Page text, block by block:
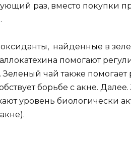
раз, вместо покупки
найденные в
помогают
Зеленый чай также помогает
борьбе с акне.
уровень биологически